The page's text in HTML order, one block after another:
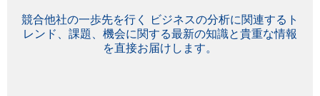
競合他社の一歩先を行く ビジネスの分析に関連するト
レンド、課題、機会に関する最新の知識と貴重な情報
を直接お届けします。